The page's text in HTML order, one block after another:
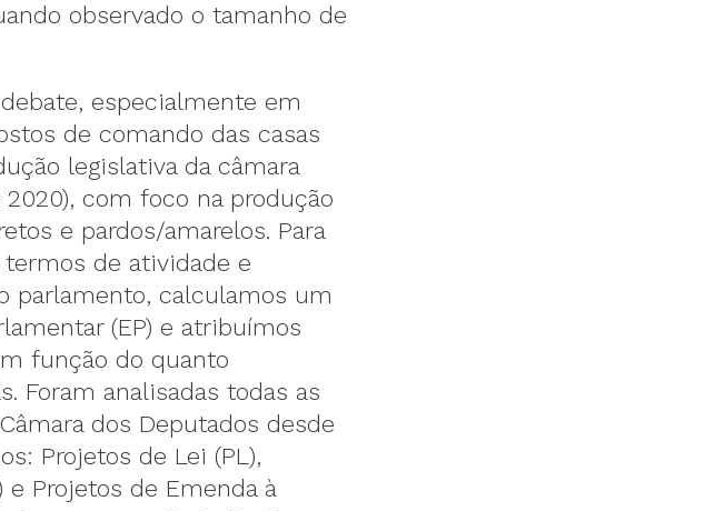
observado o tamanho de
especialmente em
de comando das casas
legislativa da câmara
com foco na produção
e pardos/amarelos. Para
de atividade e
parlamento, calculamos um
(EP) e atribuímos
função do quanto
Foram analisadas todas as
dos Deputados desde
Projetos de Lei (PL),
e Projetos de Emenda à